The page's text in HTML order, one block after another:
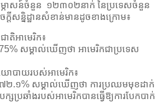
ម្ភាសន៍​​ចំនួន ១២៣០២នាក់ នៃប្រទេសចំនួន
ន្និដ្ឋានសំខាន់​មានដូចខាងក្រោម៖
ាតិ​​អាមេរិក​៖​​
សម្គាល់​ឃើញ​ថា អាមេរិក​ជាប្រទេស​
ោបាយ​របស់​អាមេរិក​៖​​
៧២.១% ​សម្គាល់ឃើញ​ថា ​ការប្រឈមមុខដាក់
ស​​ប្រឆាំង​របស់​អាមេរិកបានធ្វើឱ្យការបែកបាក់